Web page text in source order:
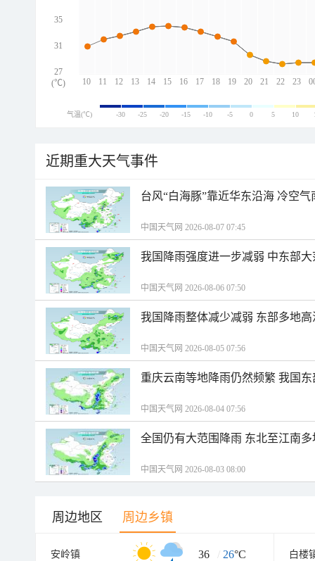
10 11 12 13 14 15 16 17 18 19 20 21 22 23
35
31
27
(℃)
气温(℃) -30 -25 -20 -15 -10 -5 0 5 10
近期重大天气事件
台风“白海豚”靠近华东沿海 冷空
中国天气网 2026-08-07 07:45
我国降雨强度进一步减弱 中东部
中国天气网 2026-08-06 07:50
我国降雨整体减少减弱 东部多地
中国天气网 2026-08-05 07:56
重庆云南等地降雨仍然频繁 我国
中国天气网 2026-08-04 07:56
全国仍有大范围降雨 东北至江南
中国天气网 2026-08-03 08:00
周边地区 周边乡镇
安岭镇 36 / 26°C 白楼